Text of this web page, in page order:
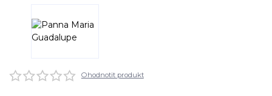
Ohodnotit produkt